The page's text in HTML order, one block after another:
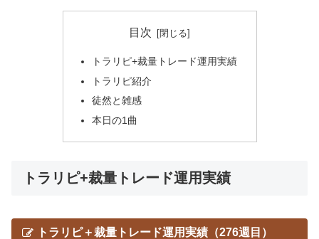
目次
トラリピ+裁量トレード運用実績
トラリピ紹介
徒然と雑感
本日の1曲
トラリピ+裁量トレード運用実績
トラリピ＋裁量トレード運用実績（276週目）